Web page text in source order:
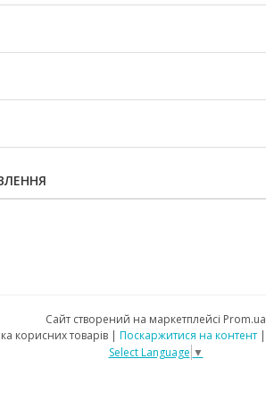
Сайт створений на маркетплейсі Prom.ua
"Mobileo" крамничка корисних товарів | Поскаржитися на контент |
Select Language ▼